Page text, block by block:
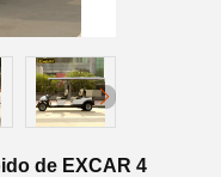
de EXCAR 4